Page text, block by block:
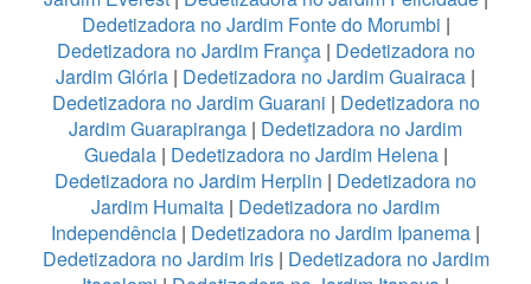
Dedetizadora no Jardim Fonte do Morumbi |
Dedetizadora no Jardim França| Dedetizadora no
Jardim Glória | Dedetizadora no Jardim Guairaca |
Dedetizadora no Jardim Guarani | Dedetizadora no
Jardim Guarapiranga | Dedetizadora no Jardim
Guedala| Dedetizadora no Jardim Helena|
Dedetizadora no Jardim Herplin | Dedetizadora no
Jardim Humaita | Dedetizadora no Jardim
Independência | Dedetizadora no Jardim Ipanema |
Dedetizadora no Jardim Iris| Dedetizadora no Jardim